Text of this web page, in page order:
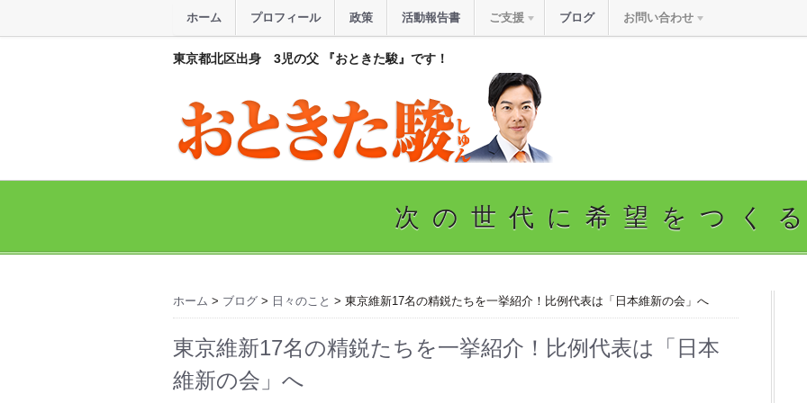
東京都北区出身 3児の父 『おときた駿』です！
ホーム プロフィール 政策 活動報告書 ご支援 ブログ お問い合わせ
次の世代に希望をつく
ホーム > ブログ > 日々のこと > 東京維新17名の精鋭たちを一挙紹介！比例代表は「日本維新の会」へ
東京維新17名の精鋭たちを一挙紹介！比例代表は「日本
維新の会」へ